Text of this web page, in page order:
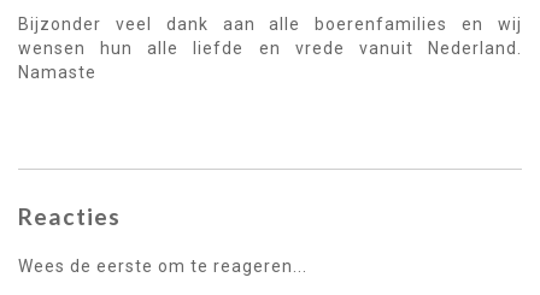
Bijzonder veel dank aan alle boerenfamilies en wij
wensen hun alle liefde en vrede vanuit Nederland.
Namaste
Reacties
Wees de eerste om te reageren...